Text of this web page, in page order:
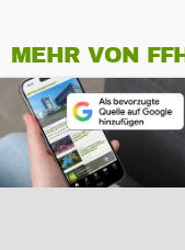
MEHR VON